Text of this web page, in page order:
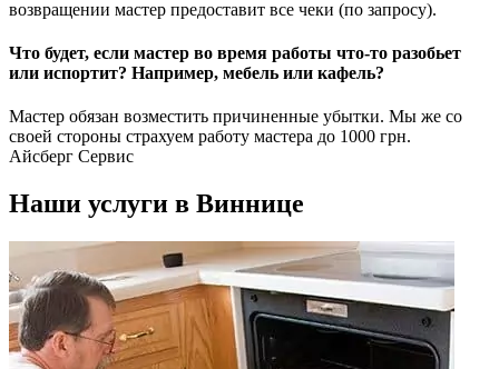
возвращении мастер предоставит все чеки (по запросу).
Что будет, если мастер во время работы что-то разобьет
или испортит? Например, мебель или кафель?
Мастер обязан возместить причиненные убытки. Мы же со
своей стороны страхуем работу мастера до 1000 грн.
Айсберг Сервис
Наши услуги в Виннице